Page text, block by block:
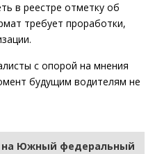
в реестре отметку об
требует проработки,
с опорой на мнения
будущим водителям не
Южный федеральный